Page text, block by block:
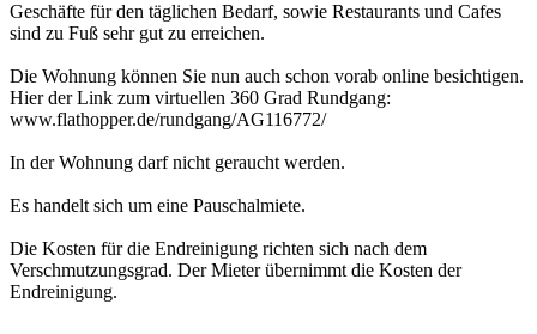
Geschäfte für den täglichen Bedarf, sowie Restaurants und Cafes
sind zu Fuß sehr gut zu erreichen.
Die Wohnung können Sie nun auch schon vorab online besichtigen.
Hier der Link zum virtuellen 360 Grad Rundgang:
www.flathopper.de/rundgang/AG116772/
In der Wohnung darf nicht geraucht werden.
Es handelt sich um eine Pauschalmiete.
Die Kosten für die Endreinigung richten sich nach dem
Verschmutzungsgrad. Der Mieter übernimmt die Kosten der
Endreinigung.